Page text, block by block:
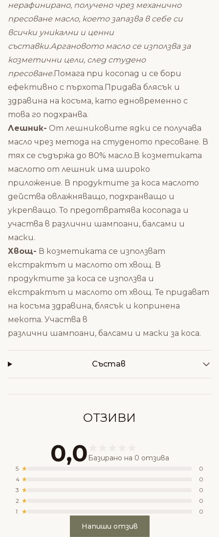
нерафинирано, получено чрез механично
пресоване масло, което запазва в себе си
всички уникални и ценни
съставки.Аргановото масло се използва за
козметични цели, след студено
пресоване.Помага при косопад и се бори
ефективно с пърхота.Придава блясък и
здравина на косъма, като едновременно с
това го подхранва.
Лешник- От лешниковите ядки се получава
масло чрез метода на студеното пресоване. В
тях се съдържа до 80% масло.В козметиката
маслото от лешник има широко
приложение. В продуктите за коса маслото
действа овлажняващо, подхранващо и
укрепващо. То предотвратява косопада и
участва в различни шампоани, балсами и
маски.
Хвощ- В козметиката се използват
екстрактът и маслото от хвощ. В
продуктите за коса се използва и
екстрактът и маслото от хвощ. Те придават
на косъма здравина, блясък и копринена
мекота. Участва в
различни шампоани, балсами и маски за коса.
Състав
ОТЗИВИ
0,0 Базирано на 0 отзива
5
0
4
0
3
0
2
0
1
0
Напиши отзив